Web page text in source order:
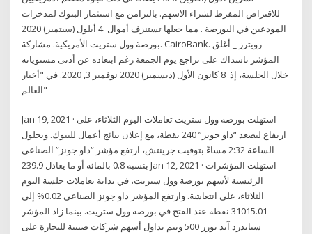
للاقتراض المفرط لشراء الاسهم. بالتزامن مع استثمار البنوك لمدخرات
المودعين في البورصة . مما جعلها تستنزف أموال 4 أيلول (سبتمبر) 2020
بورصة وول ستريت الأمريكية. مشاركة. CairoBank. رويترز _ أغلق
المؤشر ناسداك على تراجع يوم الجمعة رغم ابتعاده عن أدنى مستوياته
خلال الجلسة، إذ 8 كانون الأول (ديسمبر) 2020 نوفمبر 3, 2020. في "أخبار
العالم"
Jan 19, 2021 · استهلت بورصة وول ستريت تعاملات اليوم الثلاثاء، على
ارتفاع ليصعد “داو جونز” 240 نقطة، مع إعلان نتائج أعمال للبنوك. وبحلول
الساعة 2:32 مساءً بتوقيت جرينتش، ارتفع مؤشر “داو جونز” الصناعي
بنسبة 0.8 بالمائة أو ما يعادل 239.9 Jan 12, 2021 · استهلت المؤشرات
الرئيسية لأسهم بورصة وول ستريت، في بداية تعاملات جلسة اليوم
الثلاثاء، على انتعاشة. وارتفع المؤشر داو جونز الصناعي 0.02% إلى
31015.01 نقطة عند الفتح في بورصة وول ستريت. بينما زاد المؤشر
ستاندرد آند بورز 500 ويتم تداول أسهم شركات صينية للتجارة على